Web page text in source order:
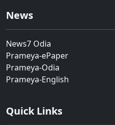
News
News7 Odia
Prameya-ePaper
Prameya-Odia
Prameya-English
Quick Links